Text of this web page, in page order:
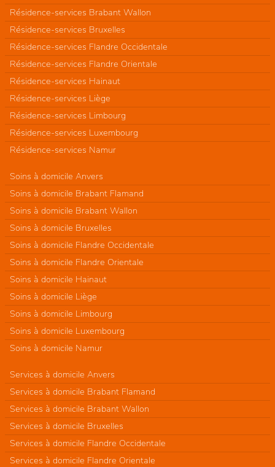
Résidence-services Brabant Wallon
Résidence-services Bruxelles
Résidence-services Flandre Occidentale
Résidence-services Flandre Orientale
Résidence-services Hainaut
Résidence-services Liège
Résidence-services Limbourg
Résidence-services Luxembourg
Résidence-services Namur
Soins à domicile Anvers
Soins à domicile Brabant Flamand
Soins à domicile Brabant Wallon
Soins à domicile Bruxelles
Soins à domicile Flandre Occidentale
Soins à domicile Flandre Orientale
Soins à domicile Hainaut
Soins à domicile Liège
Soins à domicile Limbourg
Soins à domicile Luxembourg
Soins à domicile Namur
Services à domicile Anvers
Services à domicile Brabant Flamand
Services à domicile Brabant Wallon
Services à domicile Bruxelles
Services à domicile Flandre Occidentale
Services à domicile Flandre Orientale